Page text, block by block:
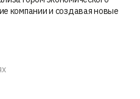
компании и создавая новые